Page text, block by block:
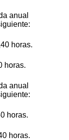
anual
horas.
horas.
anual
horas.
horas.